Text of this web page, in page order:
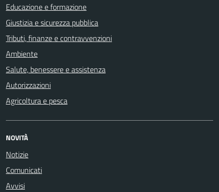
Educazione e formazione
Giustizia e sicurezza pubblica
Tributi, finanze e contravvenzioni
Ambiente
Salute, benessere e assistenza
Autorizzazioni
Agricoltura e pesca
NOVITÀ
Notizie
Comunicati
Avvisi